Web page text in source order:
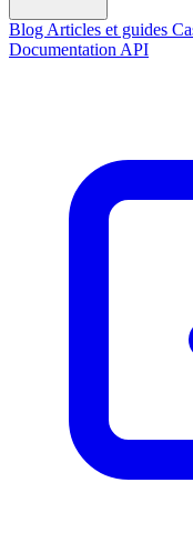
Blog Articles et guides
Documentation API